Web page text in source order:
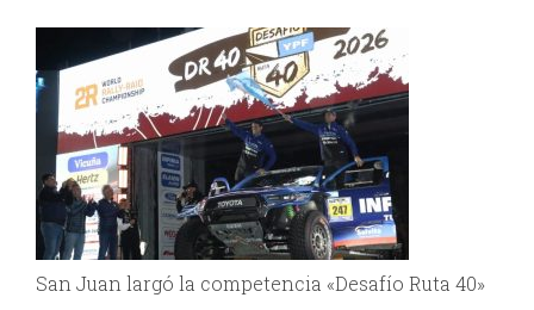
San Juan largó la competencia «Desafío Ruta 40»